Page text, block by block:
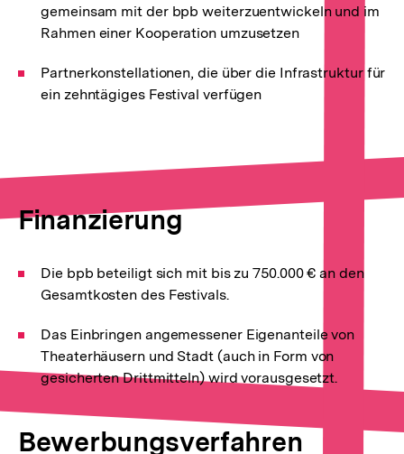
gemeinsam mit der bpb weiterzuentwickeln und im
Rahmen einer Kooperation umzusetzen
Partnerkonstellationen, die über die Infrastruktur für
ein zehntägiges Festival verfügen
Finanzierung
Die bpb beteiligt sich mit bis zu 750.000 € an den
Gesamtkosten des Festivals.
Das Einbringen angemessener Eigenanteile von
Theaterhäusern und Stadt (auch in Form von
gesicherten Drittmitteln) wird vorausgesetzt.
Bewerbungsverfahren